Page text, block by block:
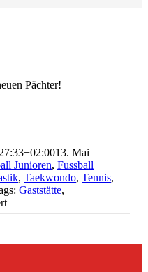
Pächter!
13. Mai
Junioren, Fussball
, Taekwondo, Tennis,
Gaststätte,
für
Neuer